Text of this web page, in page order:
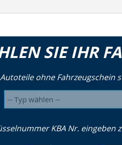
SIE IHR
Autoteile ohne Fahrzeugschein
KBA Nr. eingeben